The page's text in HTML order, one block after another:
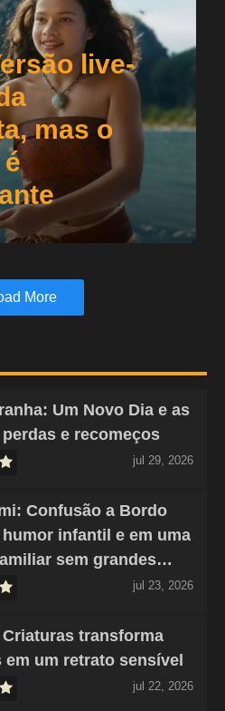
live-
mas o
More
Um Novo Dia e as
e recomeços
jul 29, 2026
Confusão a Bordo
infantil e em uma
sem grandes…
jul 23, 2026
Criaturas transforma
em um retrato sensível
jul 22, 2026